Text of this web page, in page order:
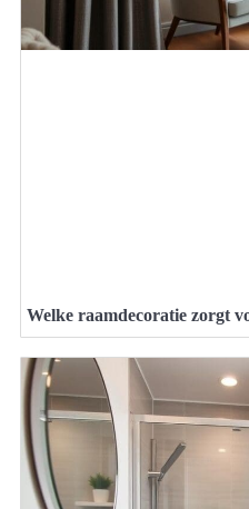
Welke raamdecoratie zorgt